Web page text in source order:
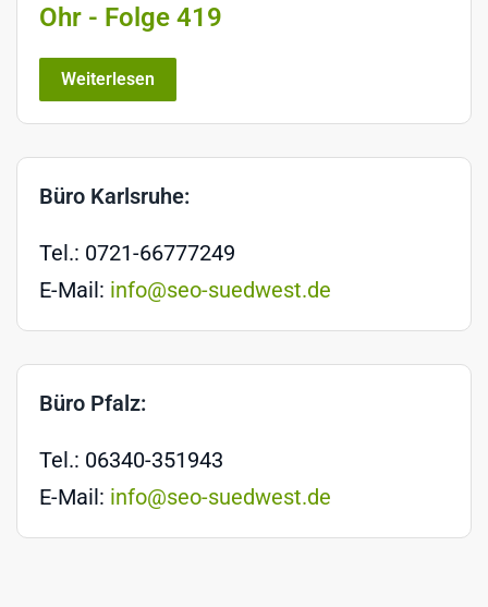
Ohr - Folge 419
Weiterlesen
Büro Karlsruhe:
Tel.: 0721-66777249
E-Mail: info@seo-suedwest.de
Büro Pfalz:
Tel.: 06340-351943
E-Mail: info@seo-suedwest.de